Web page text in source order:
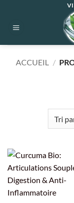
contenu
ACCUEIL /